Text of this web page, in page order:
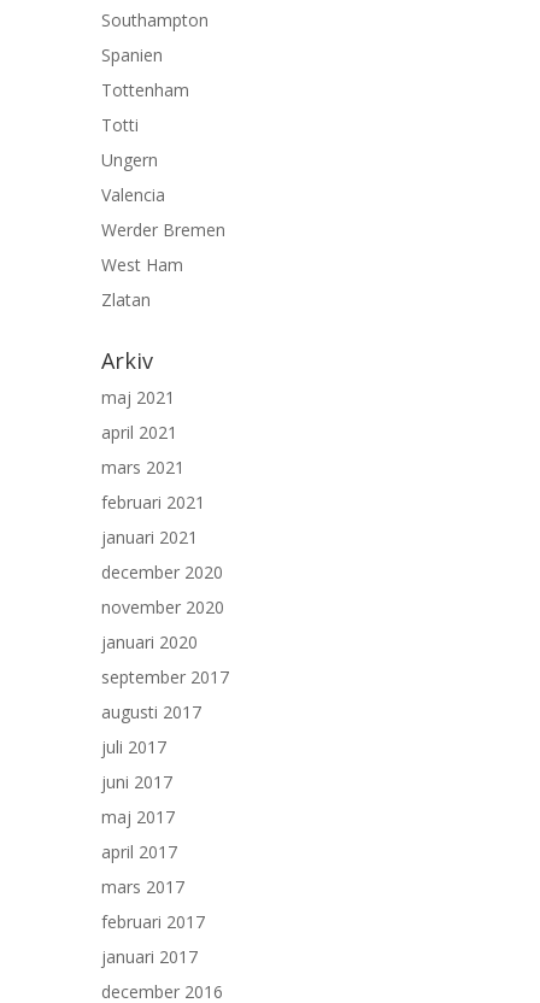
Southampton
Spanien
Tottenham
Totti
Ungern
Valencia
Werder Bremen
West Ham
Zlatan
Arkiv
maj 2021
april 2021
mars 2021
februari 2021
januari 2021
december 2020
november 2020
januari 2020
september 2017
augusti 2017
juli 2017
juni 2017
maj 2017
april 2017
mars 2017
februari 2017
januari 2017
december 2016